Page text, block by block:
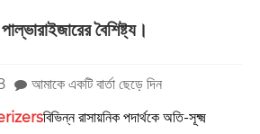
বৈশিষ্ট্য।
আমাকে একটি বার্তা ছেড়ে দিন
বিভিন্ন রাসায়নিক পদার্থকে অতি-সূক্ষ্ম